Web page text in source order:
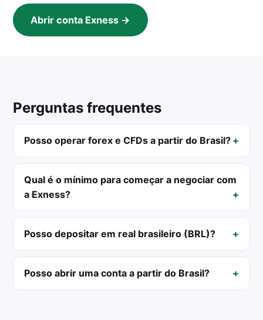
Abrir conta Exness →
Perguntas frequentes
Posso operar forex e CFDs a partir do Brasil?
Qual é o mínimo para começar a negociar com
a Exness?
Posso depositar em real brasileiro (BRL)?
Posso abrir uma conta a partir do Brasil?